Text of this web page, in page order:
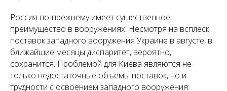
Россия по-прежнему имеет существенное
преимущество в вооружениях. Несмотря на всплеск
поставок западного вооружения Украине в августе, в
ближайшие месяцы диспаритет, вероятно,
сохранится. Проблемой для Киева являются не
только недостаточные объемы поставок, но и
трудности с освоением западного вооружения: